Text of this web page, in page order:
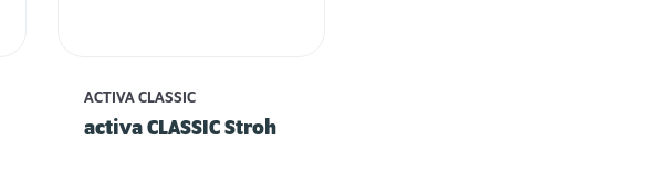
ACTIVA CLASSIC
activa CLASSIC Stroh